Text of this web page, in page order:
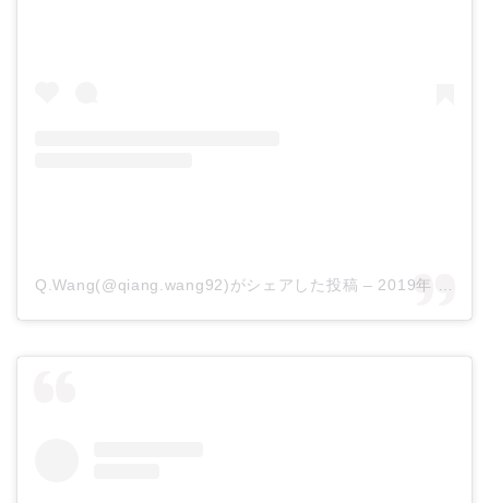
Q.Wang(@qiang.wang92)がシェアした投稿 – 2019年 5月月5日午後2時36分PDT